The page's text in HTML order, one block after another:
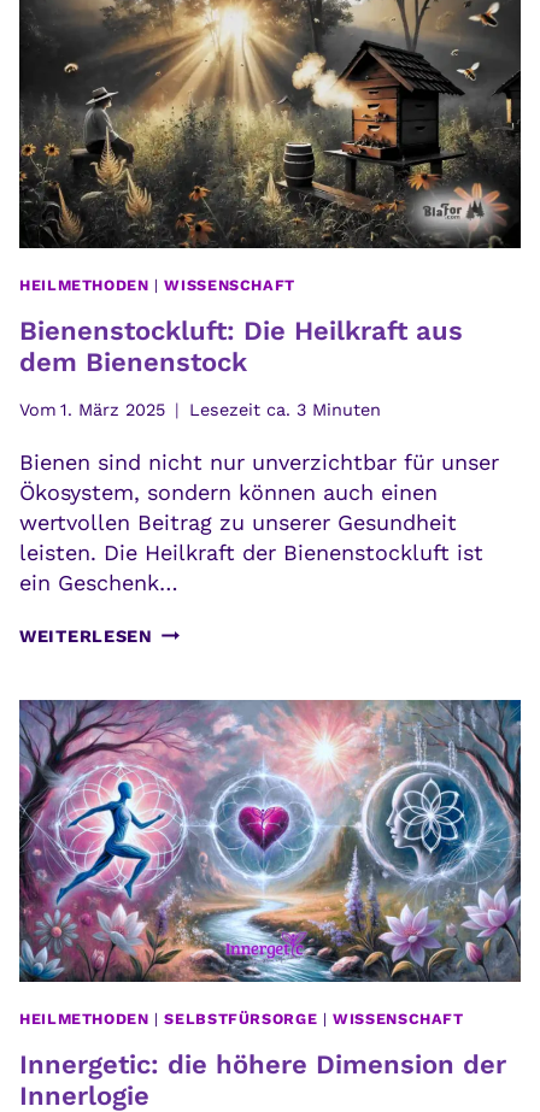
FLECKCHEN
DER
MODERNEN
MEDIZIN
HEILMETHODEN |WISSENSCHAFT
Bienenstockluft: Die Heilkraft aus
dem Bienenstock
Vom 1. März 2025 Lesezeit ca. 3 Minuten
Bienen sind nicht nur unverzichtbar für unser
Ökosystem, sondern können auch einen
wertvollen Beitrag zu unserer Gesundheit
leisten. Die Heilkraft der Bienenstockluft ist
ein Geschenk…
WEITERLESEN BIENENSTOCKLUFT:
AUS
DEM
BIENENSTOCK
HEILMETHODEN |SELBSTFÜRSORGE |WISSENSCHAFT
Innergetic: die höhere Dimension der
Innerlogie